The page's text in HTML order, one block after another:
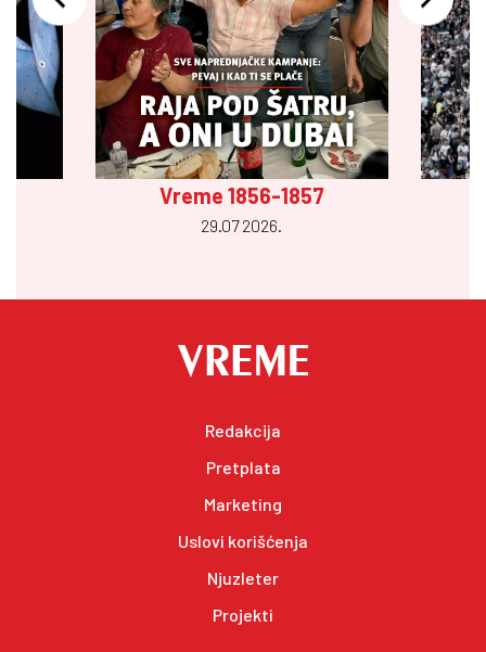
Vreme 1856-1857
29.07 2026.
Redakcija
Pretplata
Marketing
Uslovi korišćenja
Njuzleter
Projekti